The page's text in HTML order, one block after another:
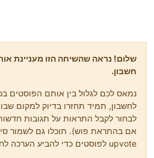
שלום! נראה שהשיחה הזו מעניינת
חשבון.
נמאס לכם לגלול בין אותם הפוסטים
לחשבון, תמיד תחזרו בדיוק למקום
לבחור לקבל התראות על תגובות חדשות
אם בהתראת פוש). תוכלו גם לשמור
upvote לפוסטים כדי להביע הערכה לחברי קהילה אחרים.